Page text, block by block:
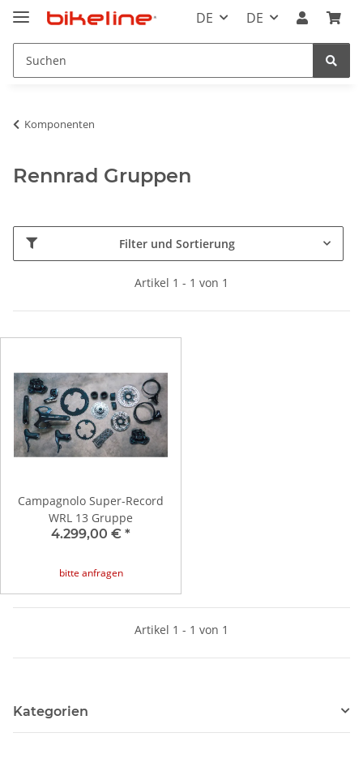
DE DE
Komponenten
Rennrad Gruppen
Filter und Sortierung
Artikel 1 - 1 von 1
Campagnolo Super-Record
WRL 13 Gruppe
4.299,00 € *
bitte anfragen
Artikel 1 - 1 von 1
Kategorien